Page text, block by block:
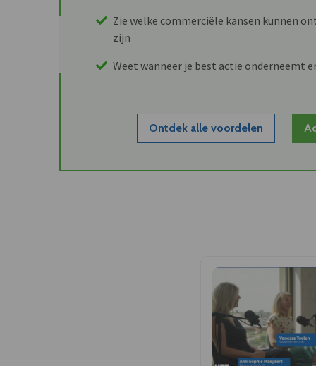
Zie welke commerciële kansen kunnen
zijn
Weet wanneer je best actie onderneemt
Ontdek alle voordelen